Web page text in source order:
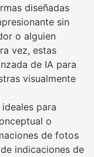
diseñadas
sin
o alguien
vez, estas
de IA para
visualmente
para
o
de fotos
indicaciones de